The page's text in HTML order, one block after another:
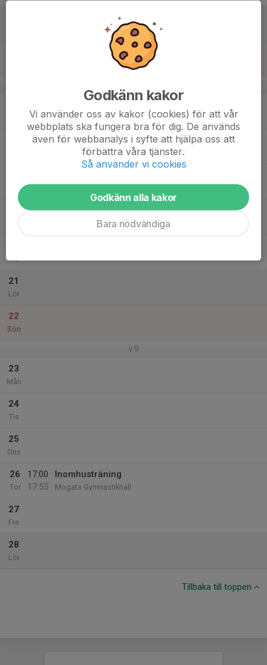
Ons
Fre
21
Lör
22
Sön
v.9
23
Mån
24
Tis
25
Ons
26
Tor
17:00
17:55
Inomhusträning
Mogata Gymnastikhall
27
Fre
28
Lör
Tillbaka till toppen
Godkänn kakor
Vi använder oss av kakor (cookies) för att vår
webbplats ska fungera bra för dig. De används
även för webbanalys i syfte att hjälpa oss att
förbättra våra tjänster.
Så använder vi cookies
Godkänn alla kakor
Bara nödvändiga